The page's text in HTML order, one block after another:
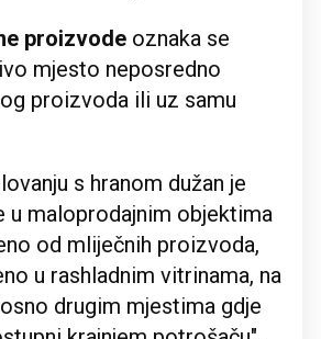
proizvode oznaka se
mjesto neposredno
proizvoda ili uz samu
s hranom dužan je
u maloprodajnim objektima
od mliječnih proizvoda,
u rashladnim vitrinama, na
drugim mjestima gdje